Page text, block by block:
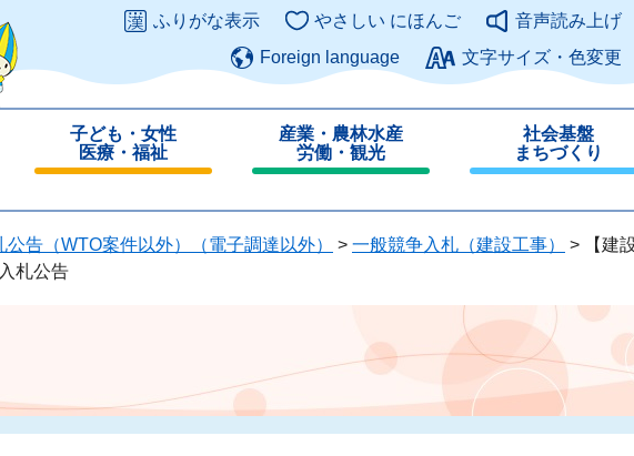
このページの本文へ
ふりがな表示 やさしい にほんご
音声読み上げ
Foreign language
文字サイズ・色変更
子ども・女性
医療・福祉
じ
る
産業・農林水産
労働・観光
じ
る
社会基盤
まちづくり
じ
る
公告（WTO案件以外）（電子調達以外） > 一般競争入札（建設工事） >
【建
札公告